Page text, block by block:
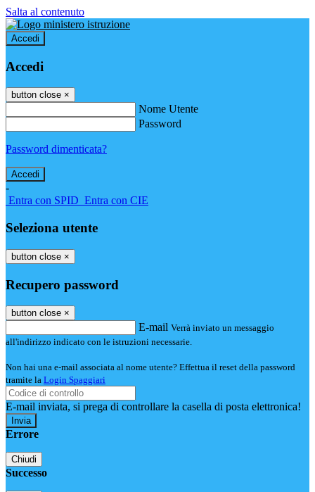
Salta al contenuto
Accedi
Accedi
button close ×
Nome Utente
Password
Password dimenticata?
-
Entra con SPID Entra con CIE
Seleziona utente
button close ×
Recupero password
button close ×
E-mail Verrà inviato un messaggio
all'indirizzo indicato con le istruzioni necessarie.
Non hai una e-mail associata al nome utente? Effettua il reset della password
tramite la Login Spaggiari
E-mail inviata, si prega di controllare la casella di posta elettronica!
Errore
Chiudi
Successo